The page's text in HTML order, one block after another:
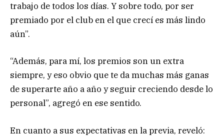
trabajo de todos los días. Y sobre todo, por ser
premiado por el club en el que crecí es más lindo
aún”.
“Además, para mí, los premios son un extra
siempre, y eso obvio que te da muchas más ganas
de superarte año a año y seguir creciendo desde lo
personal”, agregó en ese sentido.
En cuanto a sus expectativas en la previa, reveló: